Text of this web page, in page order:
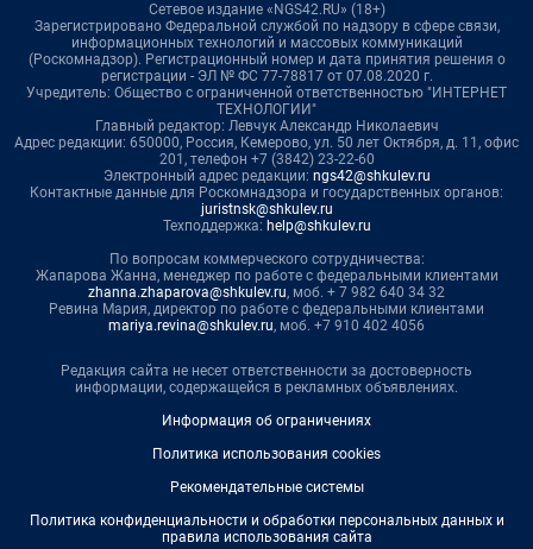
Сетевое издание «NGS42.RU» (18+)
Зарегистрировано Федеральной службой по надзору в сфере связи,
информационных технологий и массовых коммуникаций
(Роскомнадзор). Регистрационный номер и дата принятия решения о
регистрации - ЭЛ № ФС 77-78817 от 07.08.2020 г.
Учредитель: Общество с ограниченной ответственностью "ИНТЕРНЕТ
ТЕХНОЛОГИИ"
Главный редактор: Левчук Александр Николаевич
Адрес редакции: 650000, Россия, Кемерово, ул. 50 лет Октября, д. 11, офис
201, телефон +7 (3842) 23-22-60
Электронный адрес редакции: ngs42@shkulev.ru
Контактные данные для Роскомнадзора и государственных органов:
juristnsk@shkulev.ru
Техподдержка: help@shkulev.ru
По вопросам коммерческого сотрудничества:
Жапарова Жанна, менеджер по работе с федеральными клиентами
zhanna.zhaparova@shkulev.ru, моб. + 7 982 640 34 32
Ревина Мария, директор по работе с федеральными клиентами
mariya.revina@shkulev.ru, моб. +7 910 402 4056
Редакция сайта не несет ответственности за достоверность
информации, содержащейся в рекламных объявлениях.
Информация об ограничениях
Политика использования cookies
Рекомендательные системы
Политика конфиденциальности и обработки персональных данных и
правила использования сайта